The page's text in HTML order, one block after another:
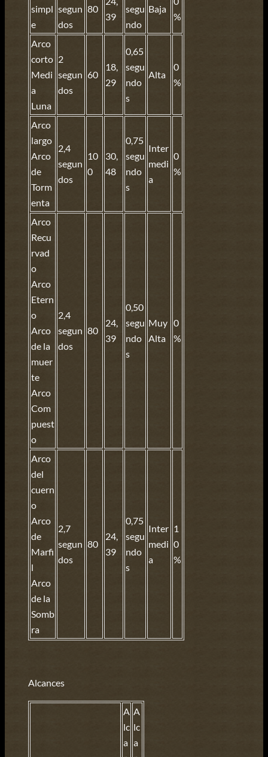
simpl
e
segun
dos
80
39
segu
ndo
Baja
%
Arco
corto
Medi
a
Luna
2
segun
dos
60
18,
29
0,65
segu
ndo
s
Alta
0
%
Arco
largo
Arco
de
Torm
enta
2,4
segun
dos
10
0
30,
48
0,75
segu
ndo
s
Inter
medi
a
0
%
Arco
Recu
rvad
o
Arco
Etern
o
Arco
de la
muer
te
Arco
Com
puest
o
2,4
segun
dos
80
24,
39
0,50
segu
ndo
s
Muy
Alta
0
%
Arco
del
cuern
o
Arco
de
Marfi
l
Arco
de la
Somb
ra
2,7
segun
dos
80
24,
39
0,75
segu
ndo
s
Inter
medi
a
1
0
%
Alcances
A
lc
a
A
lc
a